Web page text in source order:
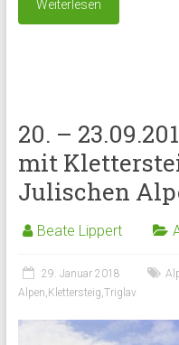
Weiterlesen
20. –
mit
Julischen
Beate Lippert
29. Januar 2018
Alpen, Klettersteig,Triglav